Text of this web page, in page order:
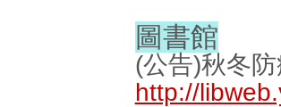
圖書館
(公告)秋冬
http://